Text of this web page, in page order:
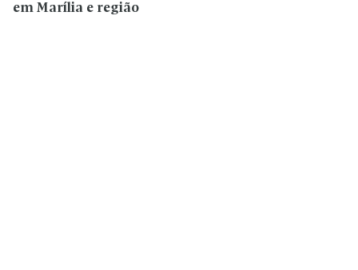
em Marília e região